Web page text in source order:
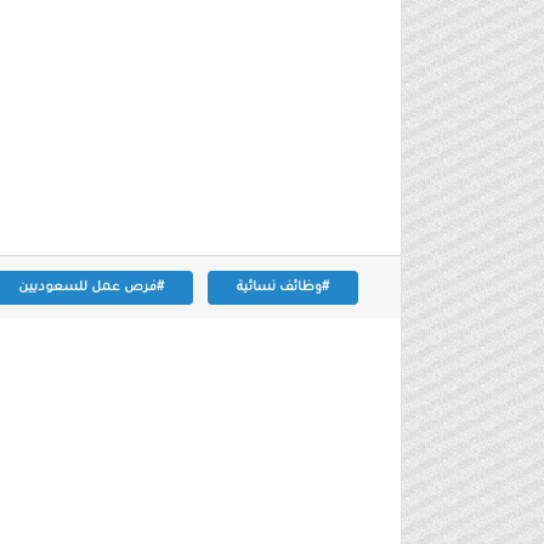
#وظائف نسائية #فرص عمل للسعوديين